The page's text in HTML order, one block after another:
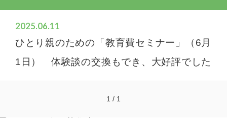
2025.06.11
ひとり親のための「教育費セミナー」（6月
1日） 体験談の交換もでき、大好評でした
1 / 1